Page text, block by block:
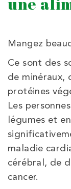
Mangez
Ce sont des
de minéraux,
protéines
Les
légumes et
maladie
cérébral, de
cancer.